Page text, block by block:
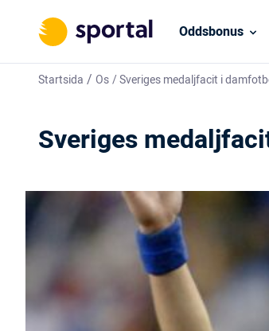
Oddsbonus
Startsida / Os/Sveriges medaljfacit i
Sveriges